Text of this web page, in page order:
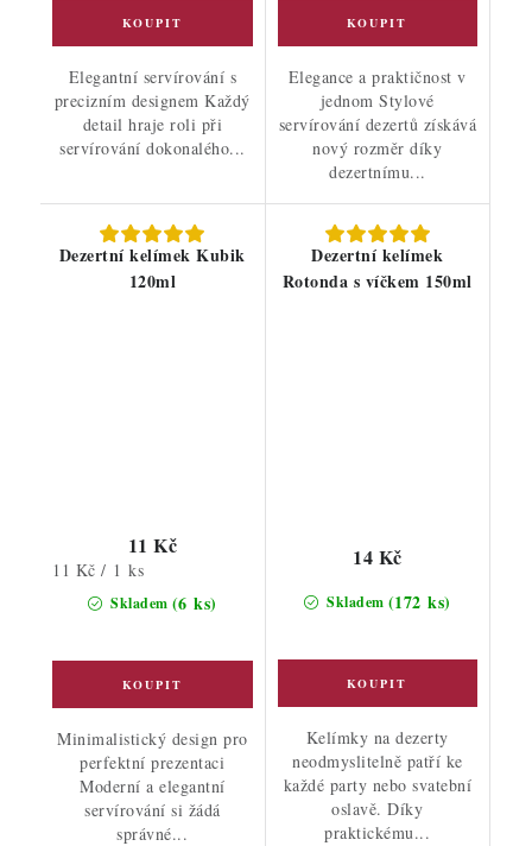
Elegantní servírování s
precizním designem Každý
detail hraje roli při
servírování dokonalého...
Elegance a praktičnost v
jednom Stylové
servírování dezertů získává
nový rozměr díky
dezertnímu...
Dezertní kelímek Kubik
120ml
Skladem (6 ks)
11 Kč
Měrná
11 Kč / 1 ks
Minimalistický design pro
perfektní prezentaci
Moderní a elegantní
servírování si žádá
správné...
Dezertní kelímek
Rotonda s víčkem 150ml
Skladem (172 ks)
14 Kč
Kelímky na dezerty
neodmyslitelně patří ke
každé party nebo svatební
oslavě. Díky
praktickému...